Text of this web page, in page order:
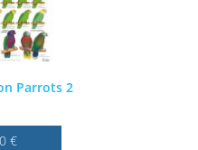
Parrots 2
€